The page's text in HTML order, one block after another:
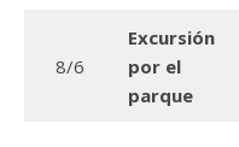
8/6
Excursión
por el
parque